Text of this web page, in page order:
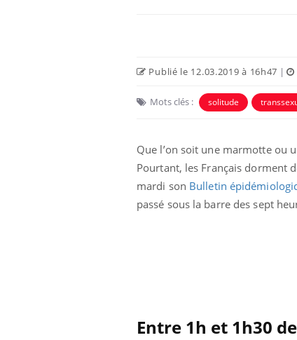
Publié le 12.03.2019 à 16h47 |
Mots clés : solitude
Que l’on soit une marmotte ou
Pourtant, les Français dorment
mardi son Bulletin
passé sous la barre des sept
Entre 1h et 1h30